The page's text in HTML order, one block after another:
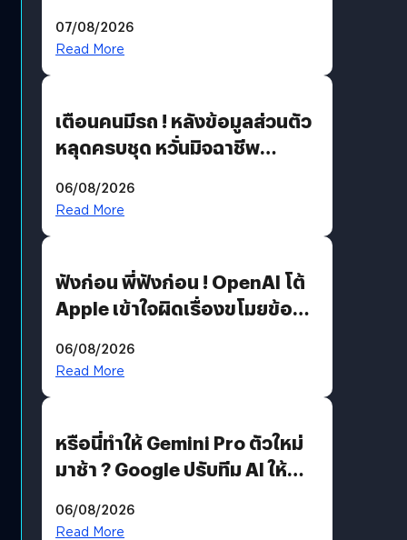
07/08/2026
Read More
เตือนคนมีรถ ! หลังข้อมูลส่วนตัว
หลุดครบชุด หวั่นมิจฉาชีพ
รหัสผ่านหลุด ไม่ใช่แฮกเกอร์
06/08/2026
Read More
ฟังก่อน พี่ฟังก่อน ! OpenAI โต้
Apple เข้าใจผิดเรื่องขโมยข้อมูล
06/08/2026
Read More
หรือนี่ทำให้ Gemini Pro ตัวใหม่
มาช้า ? Google ปรับทีม AI ให้
AGI
06/08/2026
Read More